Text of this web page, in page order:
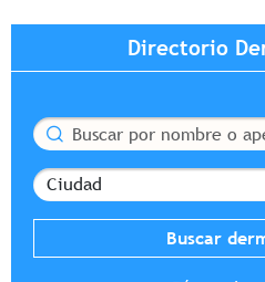
Directorio
Buscar
Ciudad